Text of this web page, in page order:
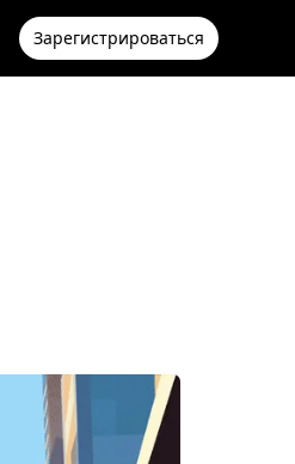
Зарегистрироваться